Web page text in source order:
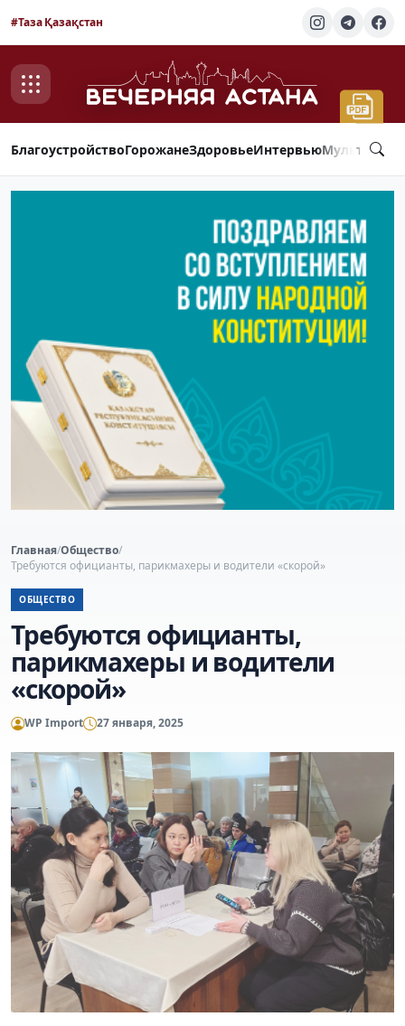
#Таза Қазақстан
БлагоустройствоГорожанеЗдоровьеИнтервью
Главная/Общество/
Требуются официанты, парикмахеры и водители «скорой»
ОБЩЕСТВО
Требуются официанты,
парикмахеры и водители
«скорой»
WP Import 27 января, 2025